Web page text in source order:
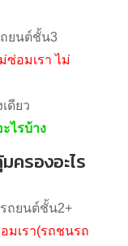
ยนต์ชั้น3
อมเรา ไม่
ยว
รบ้าง
ครองอะไร
ถยนต์ชั้น2+
มเรา(รถชนรถ